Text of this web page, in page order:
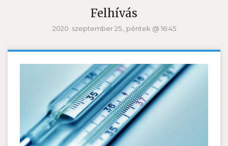
Felhívás
2020. szeptember 25., péntek @ 16:45